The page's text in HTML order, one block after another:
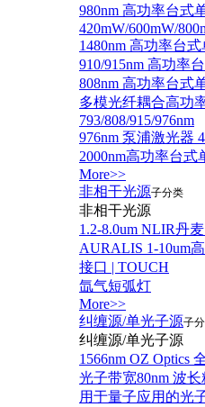
980nm 高功率台式
420mW/600mW/
1480nm 高功率台
910/915nm 高功率
808nm 高功率台式
多模光纤耦合高功
793/808/915/976nm
976nm 泵浦激光器
2000nm高功率台
More>>
非相干光源子分类
非相干光源
1.2-8.0um NLIR丹
AURALIS 1-10um
接口 | TOUCH
氙气短弧灯
More>>
纠缠源/单光子源子
纠缠源/单光子源
1566nm OZ Optics
光子带宽80nm 波长
用于量子应用的光